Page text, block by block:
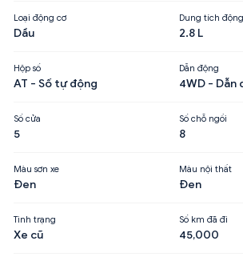
Loại động cơ
Dầu
Dung tích
2.8 L
Hộp số
AT - Số tự động
Dẫn động
4WD - Dẫn
Số cửa
5
Số chỗ ngồi
8
Màu sơn xe
Đen
Màu nội thất
Đen
Tình trạng
Xe cũ
Số km đã đi
45,000